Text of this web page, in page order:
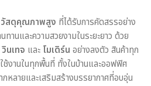
วัสดุคุณภาพสูง ที่ได้รับการคัดสรรอย่าง
านและความสวยงามในระยะยาว ด้วย
วินเทจ และ โมเดิร์น อย่างลงตัว สินค้าทุก
ช้งานในทุกพื้นที่ ทั้งในบ้านและออฟฟิศ
หลายและเสริมสร้างบรรยากาศที่อบอุ่น